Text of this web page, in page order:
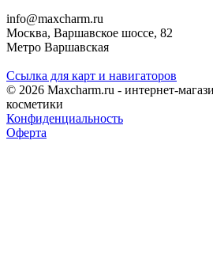
info@maxcharm.ru
Москва, Варшавское шоссе, 82
Метро Варшавская
Ссылка для карт и навигаторов
© 2026 Maxcharm.ru - интернет-
косметики
Конфиденциальность
Оферта